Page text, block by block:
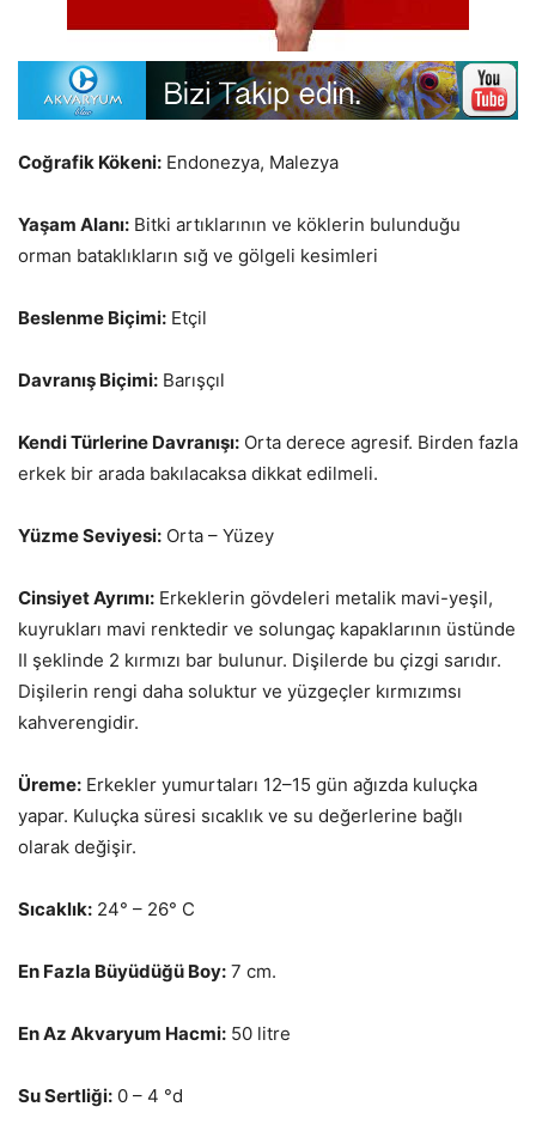
Coğrafik Kökeni: Endonezya, Malezya
Yaşam Alanı: Bitki artıklarının ve köklerin bulunduğu
orman bataklıkların sığ ve gölgeli kesimleri
Beslenme Biçimi: Etçil
Davranış Biçimi: Barışçıl
Kendi Türlerine Davranışı: Orta derece agresif. Birden fazla
erkek bir arada bakılacaksa dikkat edilmeli.
Yüzme Seviyesi: Orta – Yüzey
Cinsiyet Ayrımı: Erkeklerin gövdeleri metalik mavi-yeşil,
kuyrukları mavi renktedir ve solungaç kapaklarının üstünde
II şeklinde 2 kırmızı bar bulunur. Dişilerde bu çizgi sarıdır.
Dişilerin rengi daha soluktur ve yüzgeçler kırmızımsı
kahverengidir.
Üreme: Erkekler yumurtaları 12–15 gün ağızda kuluçka
yapar. Kuluçka süresi sıcaklık ve su değerlerine bağlı
olarak değişir.
Sıcaklık: 24° – 26° C
En Fazla Büyüdüğü Boy: 7 cm.
En Az Akvaryum Hacmi: 50 litre
Su Sertliği: 0 – 4 °d